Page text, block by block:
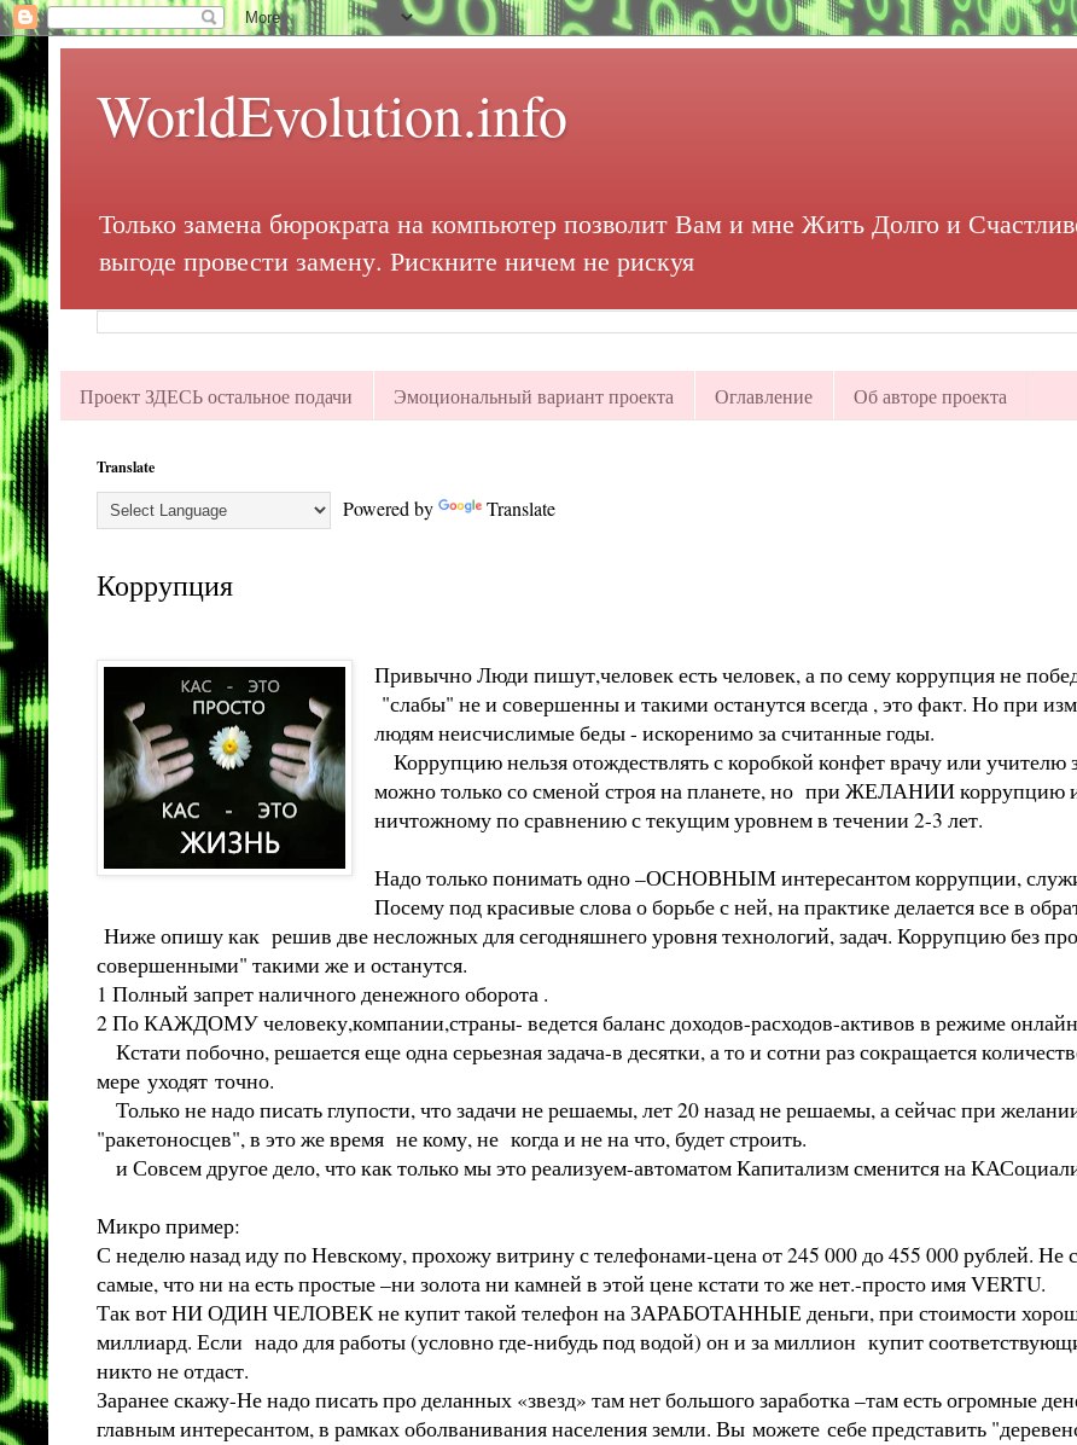
WorldEvolution.info
Только замена бюрократа на компьютер позволит Вам и мне Жить Долго и
выгоде провести замену. Рискните ничем не рискуя
Проект ЗДЕСЬ остальное подачи Эмоциональный вариант проекта Оглавление Об авторе проекта
Translate
Powered by Translate
Коррупция
Привычно Люди пишут,человек есть человек, а по сему коррупция не
"слабы" не и совершенны и такими останутся всегда , это факт. Но при
людям неисчислимые беды - искоренимо за считанные годы.
Коррупцию нельзя отождествлять с коробкой конфет врачу или
можно только со сменой строя на планете, но при ЖЕЛАНИИ коррупцию
ничтожному по сравнению с текущим уровнем в течении 2-3 лет.
Надо только понимать одно –ОСНОВНЫМ интересантом коррупции,
Посему под красивые слова о борьбе с ней, на практике делается все в
Ниже опишу как решив две несложных для сегодняшнего уровня технологий, задач. Коррупцию без
совершенными" такими же и останутся.
1 Полный запрет наличного денежного оборота .
2 По КАЖДОМУ человеку,компании,страны- ведется баланс доходов-расходов-активов в режиме
Кстати побочно, решается еще одна серьезная задача-в десятки, а то и сотни раз сокращается
мере уходят точно.
Только не надо писать глупости, что задачи не решаемы, лет 20 назад не решаемы, а сейчас при
"ракетоносцев", в это же время не кому, не когда и не на что, будет строить.
и Совсем другое дело, что как только мы это реализуем-автоматом Капитализм сменится на
Микро пример:
С неделю назад иду по Невскому, прохожу витрину с телефонами-цена от 245 000 до 455 000 рублей.
самые, что ни на есть простые –ни золота ни камней в этой цене кстати то же нет.-просто имя VERTU.
Так вот НИ ОДИН ЧЕЛОВЕК не купит такой телефон на ЗАРАБОТАННЫЕ деньги, при стоимости
миллиард. Если надо для работы (условно где-нибудь под водой) он и за миллион купит
никто не отдаст.
Заранее скажу-Не надо писать про деланных «звезд» там нет большого заработка –там есть огромные
главным интересантом, в рамках оболванивания населения земли. Вы можете себе представить